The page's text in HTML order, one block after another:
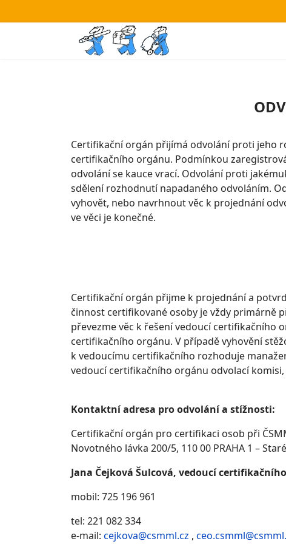
Certifikační orgán přijímá odvolání proti jeho
certifikačního orgánu. Podmínkou
odvolání se kauce vrací. Odvolání proti
sdělení rozhodnutí napadaného odvoláním.
vyhovět, nebo navrhnout věc k projednání
ve věci je konečné.
Certifikační orgán přijme k projednání a
činnost certifikované osoby je vždy primárně
převezme věc k řešení vedoucí certifikačního
certifikačního orgánu. V případě vyhovění
k vedoucímu certifikačního rozhoduje
vedoucí certifikačního orgánu odvolací
Kontaktní adresa pro odvolání a stížnosti:
Certifikační orgán pro certifikaci osob při
Novotného lávka 200/5, 110 00 PRAHA 1 –
Jana Čejková Šulcová, vedoucí
mobil: 725 196 961
tel: 221 082 334
e-mail: cejkova@csmml.cz ,